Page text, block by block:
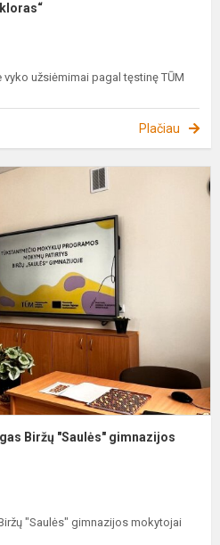
užsiėmimai pagal tęstinę TŪM
Plačiau
Biržų "Saulės" gimnazijos
"Saulės" gimnazijos mokytojai